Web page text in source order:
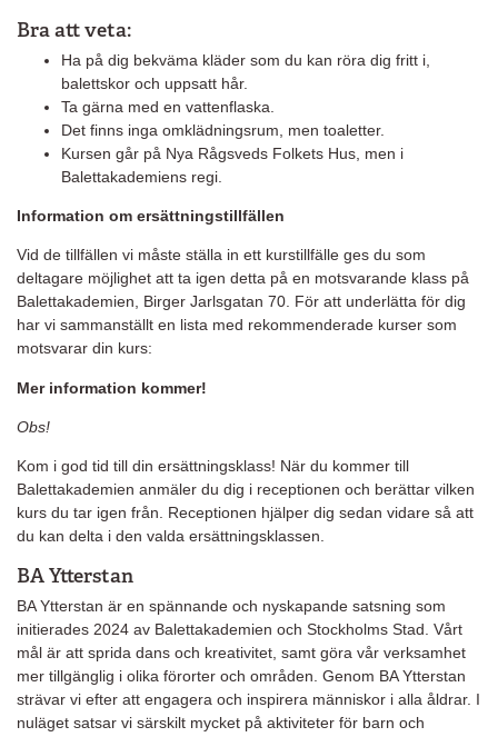
Bra att veta:
Ha på dig bekväma kläder som du kan röra dig fritt i,
balettskor och uppsatt hår.
Ta gärna med en vattenflaska.
Det finns inga omklädningsrum, men toaletter.
Kursen går på Nya Rågsveds Folkets Hus, men i
Balettakademiens regi.
Information om ersättningstillfällen
Vid de tillfällen vi måste ställa in ett kurstillfälle ges du som
deltagare möjlighet att ta igen detta på en motsvarande klass på
Balettakademien, Birger Jarlsgatan 70. För att underlätta för dig
har vi sammanställt en lista med rekommenderade kurser som
motsvarar din kurs:
Mer information kommer!
Obs!
Kom i god tid till din ersättningsklass! När du kommer till
Balettakademien anmäler du dig i receptionen och berättar vilken
kurs du tar igen från. Receptionen hjälper dig sedan vidare så att
du kan delta i den valda ersättningsklassen.
BA Ytterstan
BA Ytterstan är en spännande och nyskapande satsning som
initierades 2024 av Balettakademien och Stockholms Stad. Vårt
mål är att sprida dans och kreativitet, samt göra vår verksamhet
mer tillgänglig i olika förorter och områden. Genom BA Ytterstan
strävar vi efter att engagera och inspirera människor i alla åldrar. I
nuläget satsar vi särskilt mycket på aktiviteter för barn och